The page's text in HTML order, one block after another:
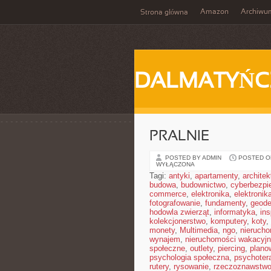
Strona główna Amazon
PRALNIE
POSTED BY ADMIN POSTED
WYŁĄCZONA
Tagi: antyki, apartamenty,
budowa, budownictwo,
commerce, elektronika,
fotografowanie, fundamenty,
hodowla zwierząt, informatyka,
kolekcjonerstwo, komputery, koty,
monety, Multimedia, ngo,
wynajem, nieruchomości
społeczne, outlety, piercing,
psychologia społeczna,
rutery, rysowanie, rzeczoznawstwo